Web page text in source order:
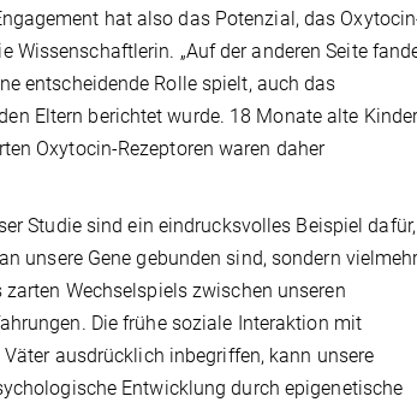
hat also das Potenzial, das
Wissenschaftlerin. „Auf der anderen Seite
entscheidende Rolle spielt, auch das
Eltern berichtet wurde. 18 Monate alte
Oxytocin-Rezeptoren waren daher
Studie sind ein eindrucksvolles Beispiel dafür,
unsere Gene gebunden sind, sondern
zarten Wechselspiels zwischen unseren
Die frühe soziale Interaktion mit
Väter ausdrücklich inbegriffen, kann unsere
Entwicklung durch epigenetische